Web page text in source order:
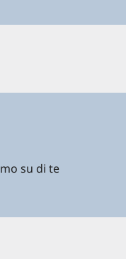
su di te